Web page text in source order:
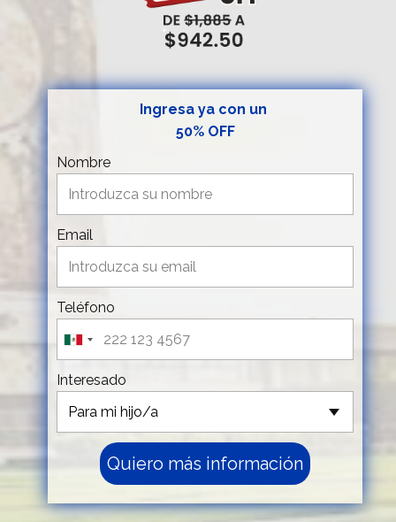
Ingresa ya con un
50% OFF
Nombre
Email
Teléfono
Interesado
Quiero más información